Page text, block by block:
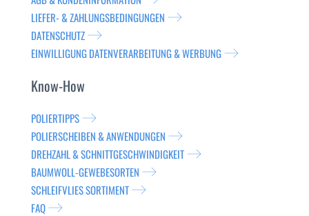
LIEFER- & ZAHLUNGSBEDINGUNGEN
DATENSCHUTZ
EINWILLIGUNG DATENVERARBEITUNG & WERBUNG
Know-How
POLIERTIPPS
POLIERSCHEIBEN & ANWENDUNGEN
DREHZAHL & SCHNITTGESCHWINDIGKEIT
BAUMWOLL-GEWEBESORTEN
SCHLEIFVLIES SORTIMENT
FAQ